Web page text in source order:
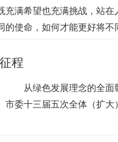
充满希望也充满挑战，站
的使命，如何才能更好将不
程
从绿色发展理念的全
市委十三届五次全体（扩